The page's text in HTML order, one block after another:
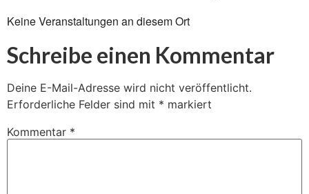
Keine Veranstaltungen an diesem Ort
Schreibe einen Kommentar
Deine E-Mail-Adresse wird nicht veröffentlicht.
Erforderliche Felder sind mit * markiert
Kommentar *